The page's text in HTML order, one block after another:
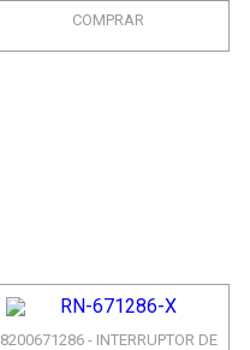
COMPRAR
8200671286 - INTERRUPTOR DE